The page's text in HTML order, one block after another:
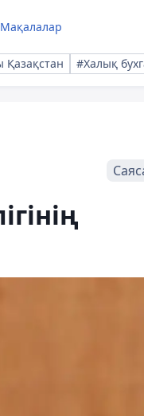
Мақалалар
#Халық